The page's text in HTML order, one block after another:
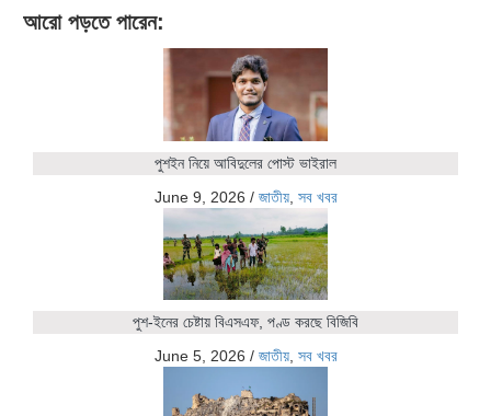
আরো পড়তে পারেন:
পুশইন নিয়ে আবিদুলের পোস্ট ভাইরাল
June 9, 2026 / জাতীয়, সব খবর
পুশ-ইনের চেষ্টায় বিএসএফ, পণ্ড করছে বিজিবি
June 5, 2026 / জাতীয়, সব খবর